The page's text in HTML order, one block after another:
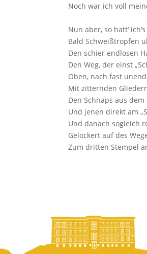
Noch war ich voll
Nun aber, so hatt‘
Bald Schweißtropfen
Den schier endlosen
Den Weg, der einst
Oben, nach fast
Mit zitternden
Den Schnaps aus
Und jenen direkt am
Und danach sogleich
Gelockert auf des
Zum dritten Stempel